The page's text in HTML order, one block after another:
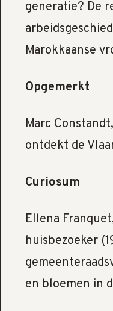
generatie? De
Marokkaanse
Opgemerkt
Marc
ontdekt de
Curiosum
Ellena
huisbezoeker
en bloemen in